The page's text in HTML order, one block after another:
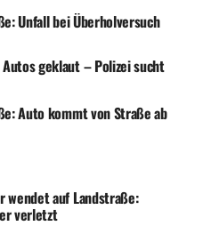
Unfall bei Überholversuch
Autos geklaut – Polizei sucht
Auto kommt von Straße ab
wendet auf Landstraße:
verletzt